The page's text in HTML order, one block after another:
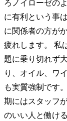
ろノイローゼの
に有利という事
に関係者の方が
疲れします。 私
題に乗り切れず
り、オイル、ワ
も実質強制です
期にはスタッフ
のいい人と働け